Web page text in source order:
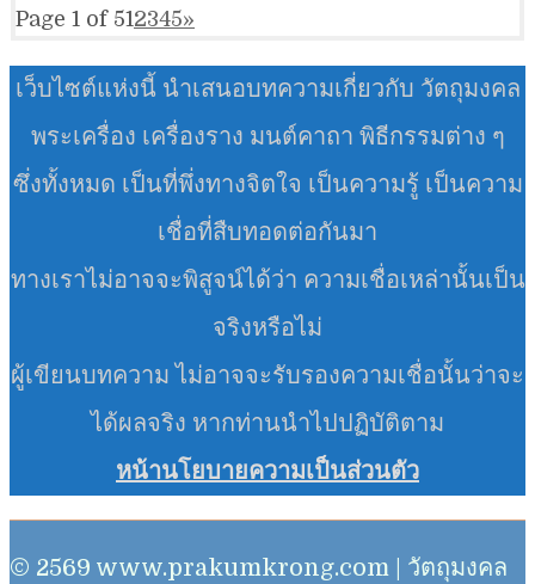
Page 1 of 512345»
เว็บไซต์แห่งนี้ นำเสนอบทความเกี่ยวกับ วัตถุมงคล
พระเครื่อง เครื่องราง มนต์คาถา พิธีกรรมต่าง ๆ
ซึ่งทั้งหมด เป็นที่พึ่งทางจิตใจ เป็นความรู้ เป็นความ
เชื่อที่สืบทอดต่อกันมา
ทางเราไม่อาจจะพิสูจน์ได้ว่า ความเชื่อเหล่านั้นเป็น
จริงหรือไม่
ผู้เขียนบทความ ไม่อาจจะรับรองความเชื่อนั้นว่าจะ
ได้ผลจริง หากท่านนำไปปฏิบัติตาม
หน้านโยบายความเป็นส่วนตัว
© 2569 www.prakumkrong.com | วัตถุมงคล